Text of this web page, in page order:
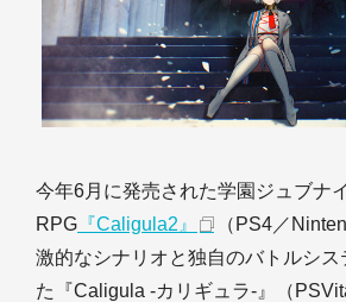
今年6月に発売された学園ジュブナ
RPG 『Caligula2』
（PS4／
激的なシナリオと独自のバトルシス
た『Caligula -カリギュラ-』（